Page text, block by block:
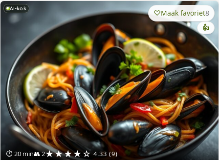
AI-kok
⏱ 20 min👥 2★★★★☆ 4.33 (9)
Maak favoriet8
👍